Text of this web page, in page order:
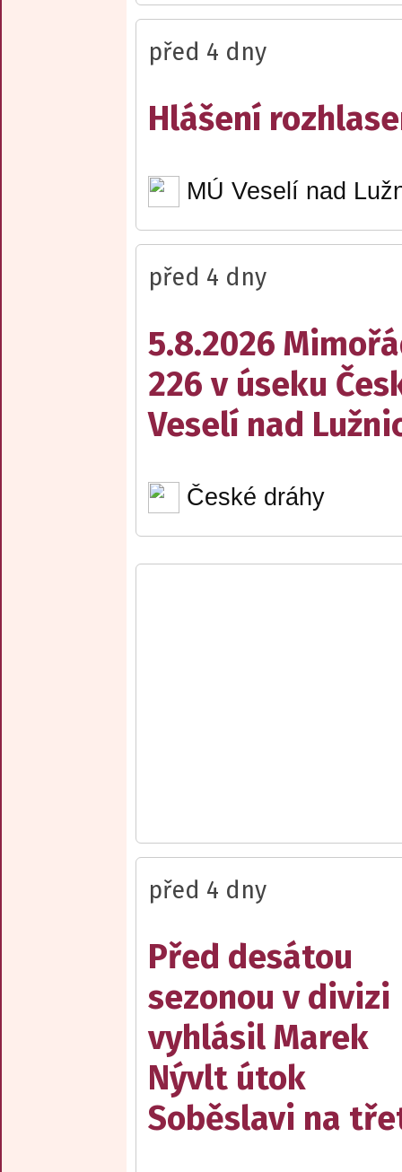
před 4 dny
Hlášení
MÚ Veselí nad
před 4 dny
5.8.2026
226 v úseku
Veselí nad
České dráhy
před 4 dny
Před desátou
sezonou v divizi
vyhlásil Marek
Nývlt útok
Soběslavi na